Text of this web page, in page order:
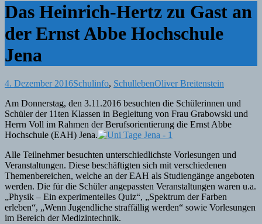
Das Heinrich-Hertz zu Gast an
der Ernst Abbe Hochschule
Jena
4. Dezember 2016Schulinfo, SchullebenOliver Breitenstein
Am Donnerstag, den 3.11.2016 besuchten die Schülerinnen und
Schüler der 11ten Klassen in Begleitung von Frau Grabowski und
Herrn Voll im Rahmen der Berufsorientierung die Ernst Abbe
Hochschule (EAH) Jena.
Alle Teilnehmer besuchten unterschiedlichste Vorlesungen und
Veranstaltungen. Diese beschäftigten sich mit verschiedenen
Themenbereichen, welche an der EAH als Studiengänge angeboten
werden. Die für die Schüler angepassten Veranstaltungen waren u.a.
„Physik – Ein experimentelles Quiz“, „Spektrum der Farben
erleben“, „Wenn Jugendliche straffällig werden“ sowie Vorlesungen
im Bereich der Medizintechnik.